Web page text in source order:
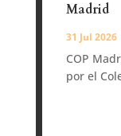
Madrid
31 Jul 2026
COP
por el